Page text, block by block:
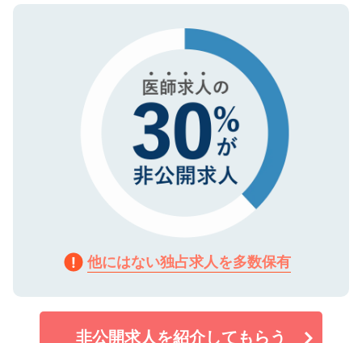
で、機密保持に関してもご安心ください。
ので、まずはご登録ください。
他にはない独占求人を多数保有
非公開求人を紹介してもらう